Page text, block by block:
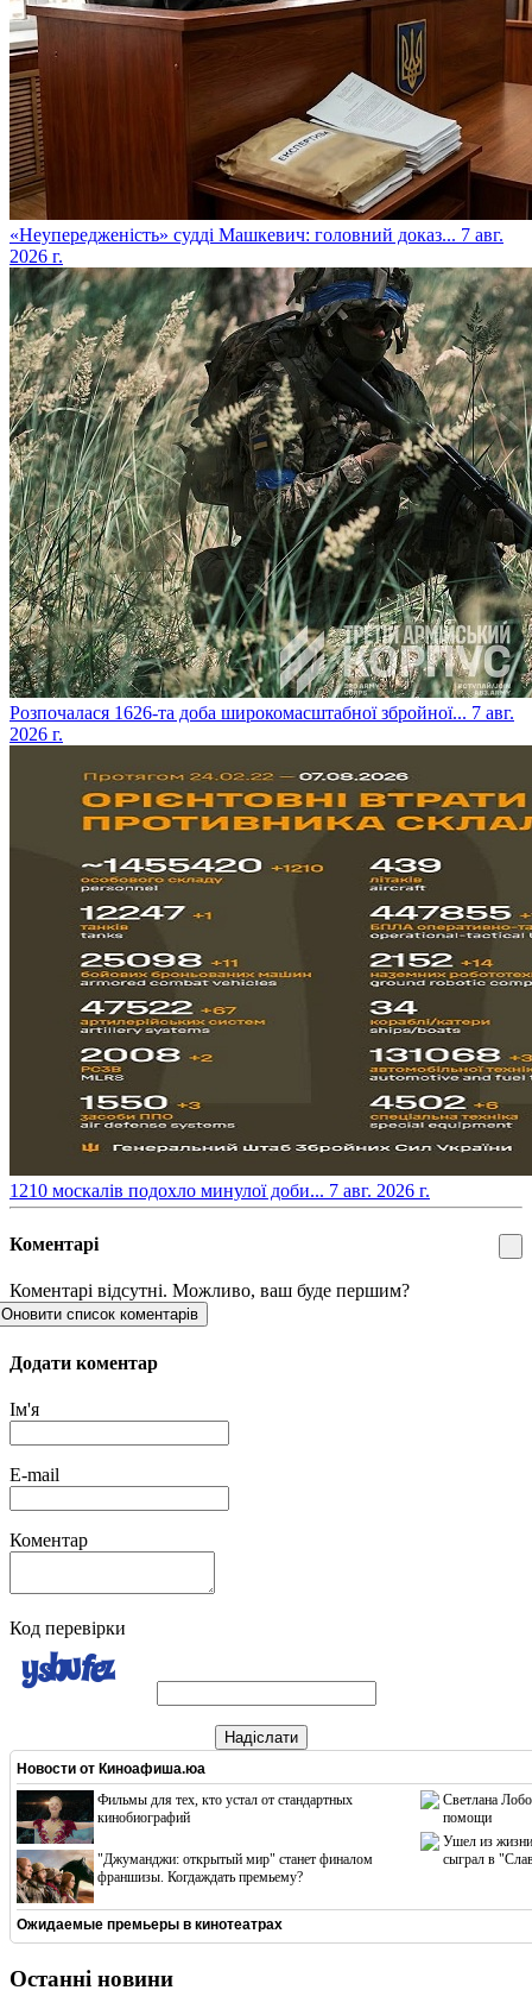
​«Неупередженість» судді Машкевич: головний доказ... 7 авг.
2026 г.
​Розпочалася 1626-та доба широкомасштабної збройної... 7 авг.
2026 г.
​1210 москалів подохло минулої доби... 7 авг. 2026 г.
Коментарі
Коментарі відсутні. Можливо, ваш буде першим?
Оновити список коментарів
Додати коментар
Ім'я
E-mail
Коментар
Код перевірки
Надіслати
Новости от Киноафиша.юа
Фильмы для тех, кто устал от стандартных
кинобиографий
"Джуманджи: открытый мир" станет финалом
франшизы. Когдаждать премьему?
Светлана
помощи
Ушел из жизни
сыграл в
Ожидаемые премьеры в кинотеатрах
Останні новини